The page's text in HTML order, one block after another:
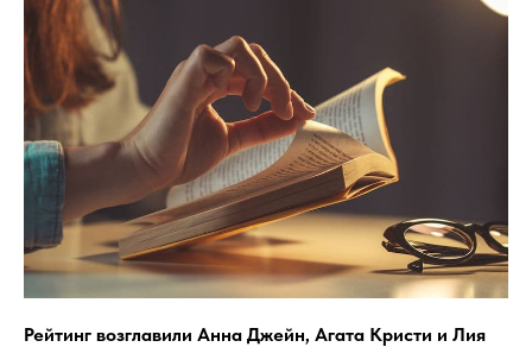
Рейтинг возглавили Анна Джейн, Агата Кристи и Лия